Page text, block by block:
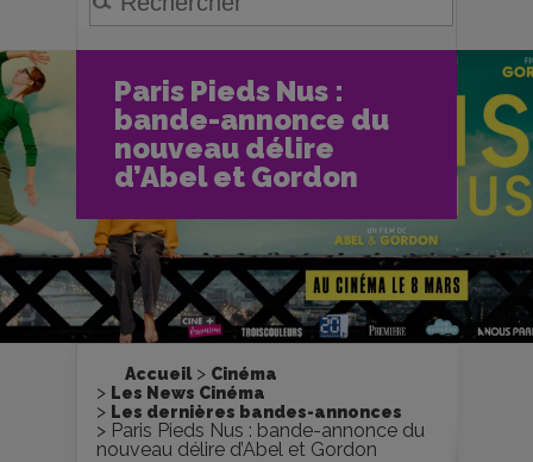
Paris Pieds Nus :
bande-annonce du
nouveau délire
d’Abel et Gordon
Accueil
Cinéma
Les News Cinéma
Les dernières bandes-annonces
Paris Pieds Nus : bande-annonce du
nouveau délire d’Abel et Gordon